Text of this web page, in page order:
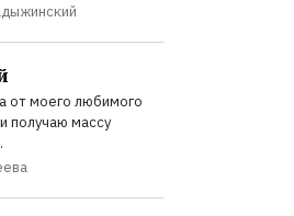
от моего любимого
получаю массу